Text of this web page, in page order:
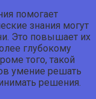
помогает
знания могут
Это повышает их
глубокому
того, такой
умение решать
решения.